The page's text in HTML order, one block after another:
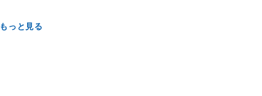
き場
もっと見る